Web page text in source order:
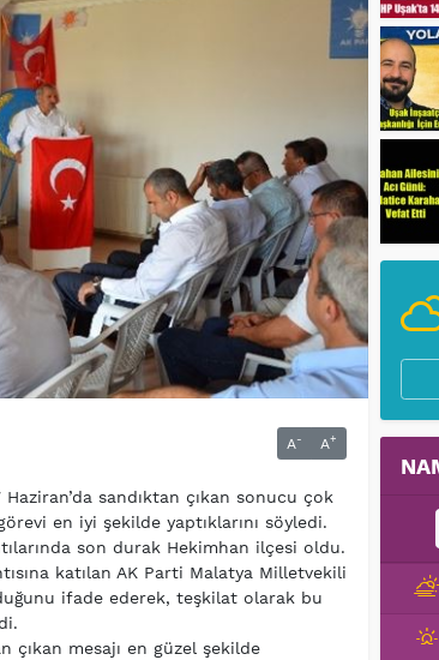
A- A+
sandıktan çıkan sonucu çok
en iyi şekilde yaptıklarını söyledi.
son durak Hekimhan ilçesi oldu.
katılan AK Parti Malatya Milletvekili
ifade ederek, teşkilat olarak bu
çıkan mesajı en güzel şekilde